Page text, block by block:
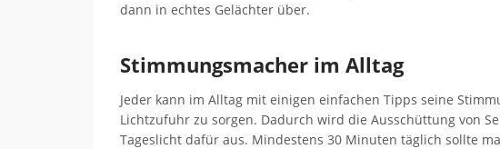
dann in echtes Gelächter über.
Stimmungsmacher im Alltag
Jeder kann im Alltag mit einigen einfachen Tipps seine
Lichtzufuhr zu sorgen. Dadurch wird die Ausschüttung von
Tageslicht dafür aus. Mindestens 30 Minuten täglich sollte